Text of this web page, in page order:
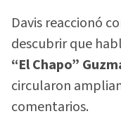
Davis reaccionó
descubrir que
“El Chapo”
circularon
comentarios.